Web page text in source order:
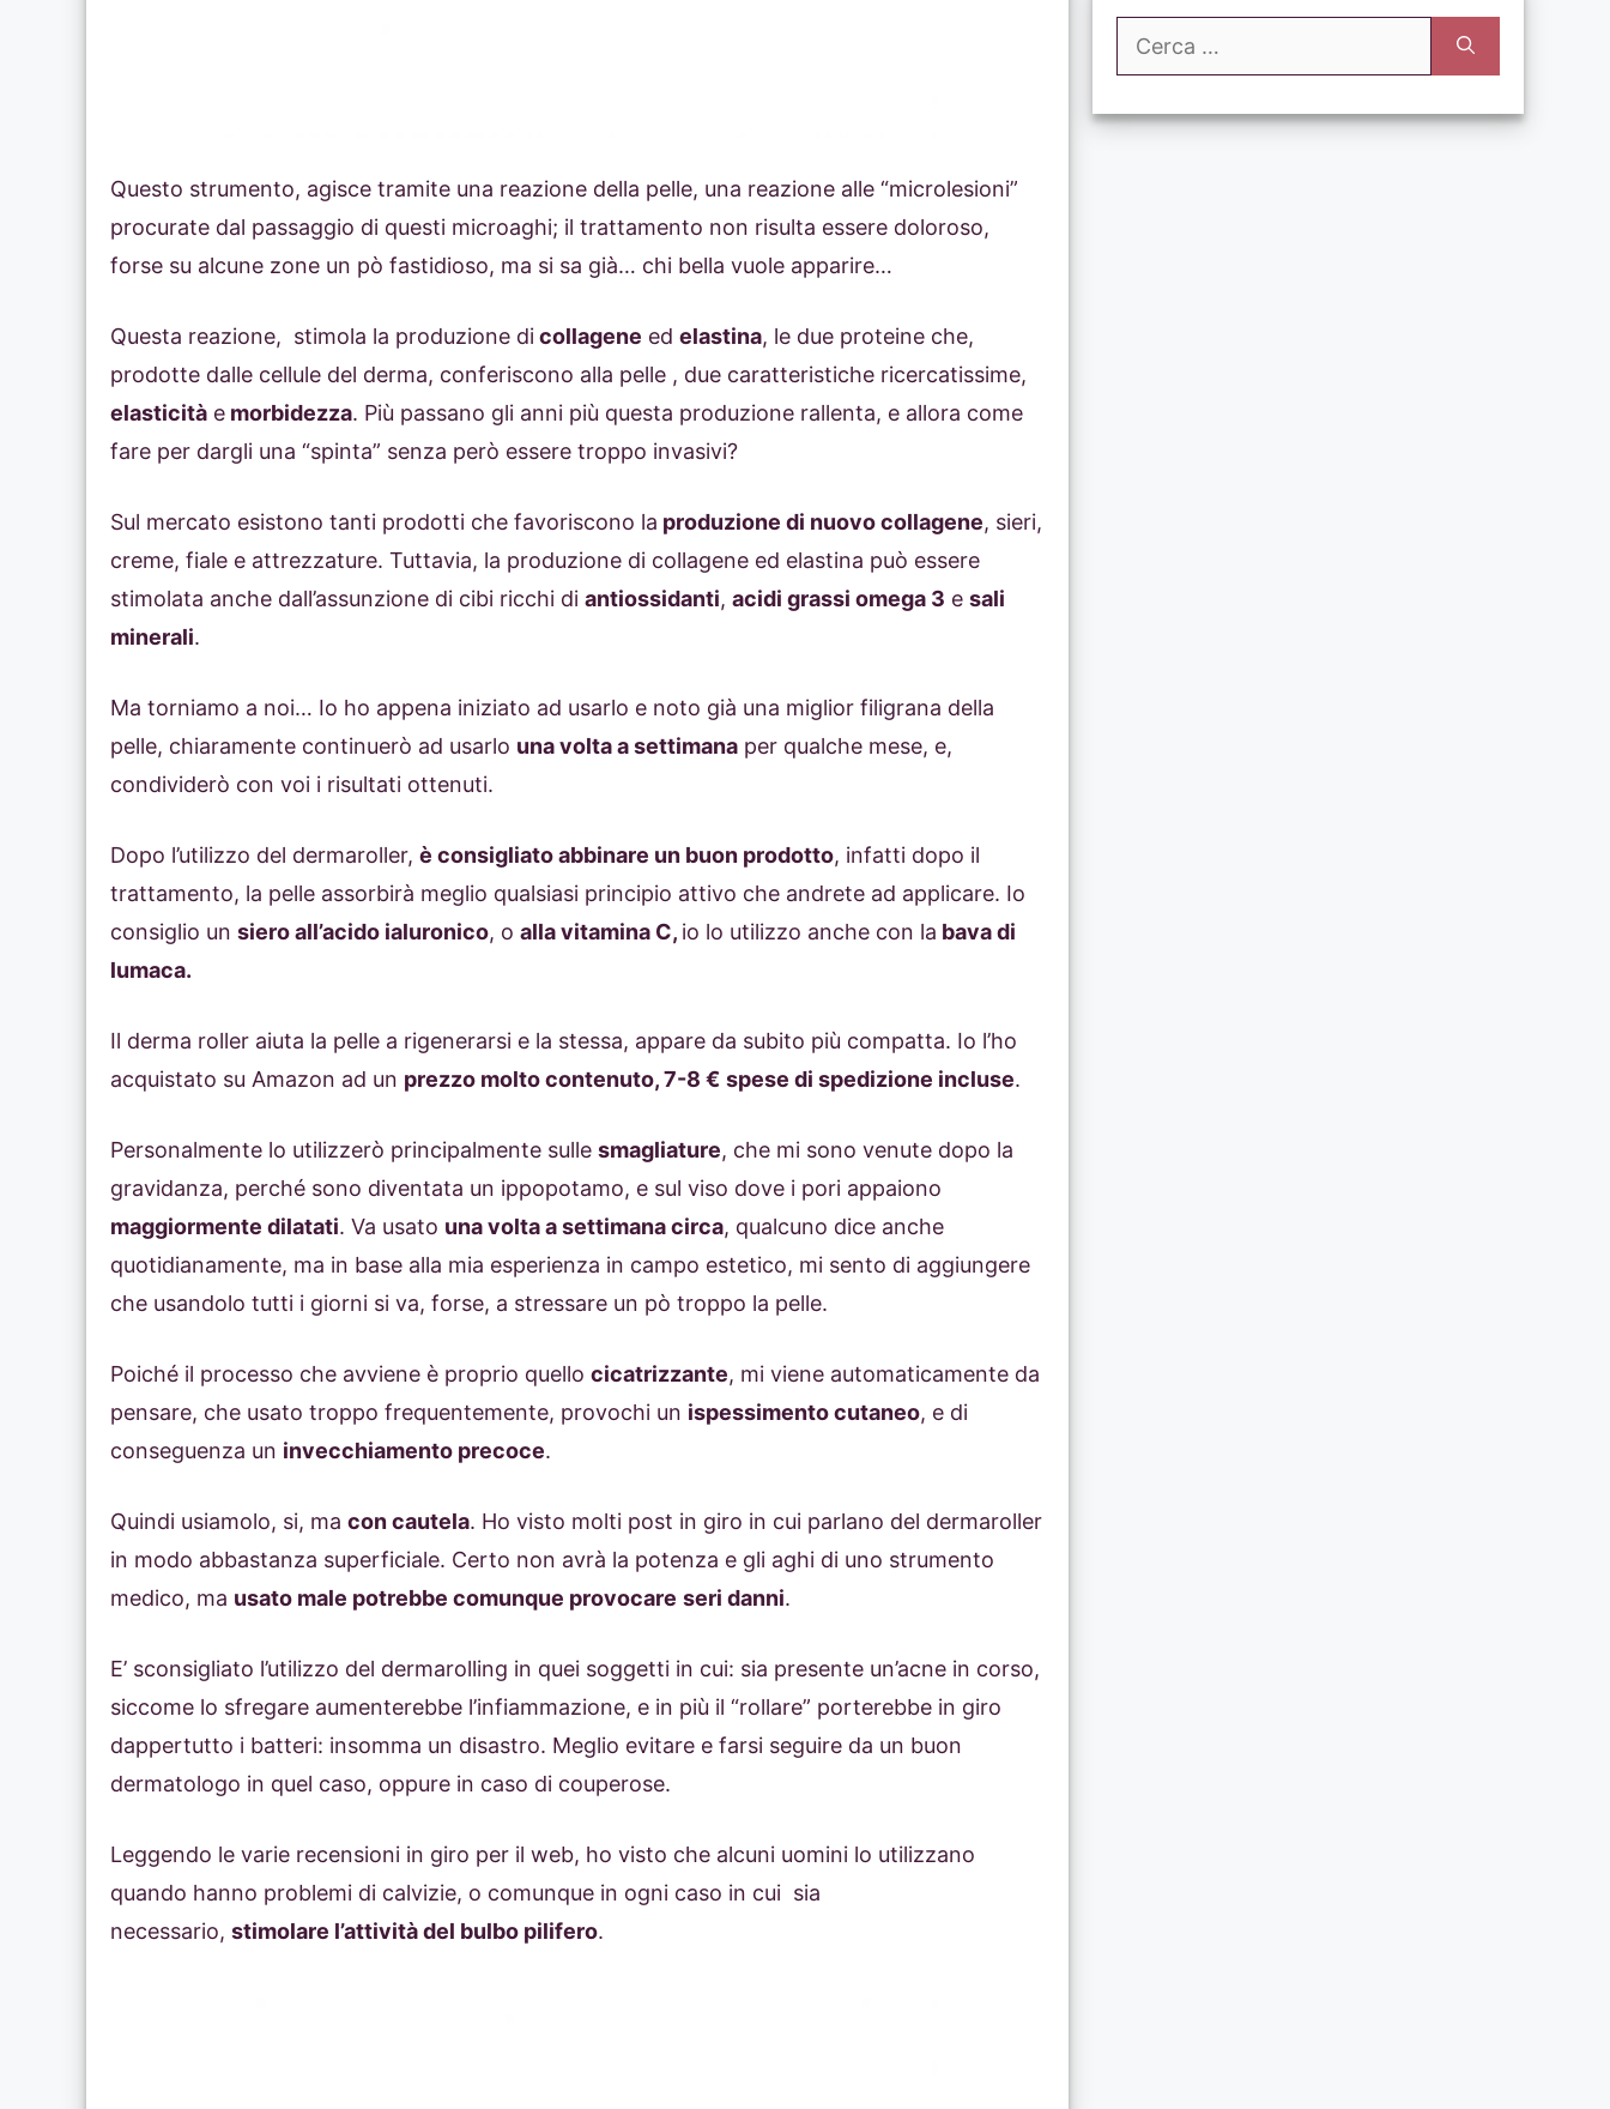
Questo strumento, agisce tramite una reazione della pelle, una reazione alle “microlesioni”
procurate dal passaggio di questi microaghi; il trattamento non risulta essere doloroso,
forse su alcune zone un pò fastidioso, ma si sa già… chi bella vuole apparire…
Questa reazione, stimola la produzione dicollagene ed elastina, le due proteine che,
prodotte dalle cellule del derma, conferiscono alla pelle , due caratteristiche ricercatissime,
elasticità e morbidezza. Più passano gli anni più questa produzione rallenta, e allora come
fare per dargli una “spinta” senza però essere troppo invasivi?
Sul mercato esistono tanti prodotti che favoriscono la produzione di nuovo collagene, sieri,
creme, fiale e attrezzature. Tuttavia, la produzione di collagene ed elastina può essere
stimolata anche dall’assunzione di cibi ricchi di antiossidanti, acidi grassi omega 3 e sali
minerali.
Ma torniamo a noi… Io ho appena iniziato ad usarlo e noto già una miglior filigrana della
pelle, chiaramente continuerò ad usarlo una volta a settimana per qualche mese, e,
condividerò con voi i risultati ottenuti.
Dopo l’utilizzo del dermaroller, è consigliato abbinare un buon prodotto, infatti dopo il
trattamento, la pelle assorbirà meglio qualsiasi principio attivo che andrete ad applicare. Io
consiglio un siero all’acido ialuronico, o alla vitamina C, io lo utilizzo anche con la bava di
lumaca.
Il derma roller aiuta la pelle a rigenerarsi e la stessa, appare da subito più compatta. Io l’ho
acquistato su Amazon ad un prezzo molto contenuto, 7-8 € spese di spedizione incluse.
Personalmente lo utilizzerò principalmente sulle smagliature, che mi sono venute dopo la
gravidanza, perché sono diventata un ippopotamo, e sul viso dove i pori appaiono
maggiormente dilatati. Va usato una volta a settimana circa, qualcuno dice anche
quotidianamente, ma in base alla mia esperienza in campo estetico, mi sento di aggiungere
che usandolo tutti i giorni si va, forse, a stressare un pò troppo la pelle.
Poiché il processo che avviene è proprio quello cicatrizzante, mi viene automaticamente da
pensare, che usato troppo frequentemente, provochi un ispessimento cutaneo, e di
conseguenza un invecchiamento precoce.
Quindi usiamolo, si, ma con cautela. Ho visto molti post in giro in cui parlano del dermaroller
in modo abbastanza superficiale. Certo non avrà la potenza e gli aghi di uno strumento
medico, ma usato male potrebbe comunque provocare seri danni.
E’ sconsigliato l’utilizzo del dermarolling in quei soggetti in cui: sia presente un’acne in corso,
siccome lo sfregare aumenterebbe l’infiammazione, e in più il “rollare” porterebbe in giro
dappertutto i batteri: insomma un disastro. Meglio evitare e farsi seguire da un buon
dermatologo in quel caso, oppure in caso di couperose.
Leggendo le varie recensioni in giro per il web, ho visto che alcuni uomini lo utilizzano
quando hanno problemi di calvizie, o comunque in ogni caso in cui sia
necessario, stimolare l’attività del bulbo pilifero.
Ricerca